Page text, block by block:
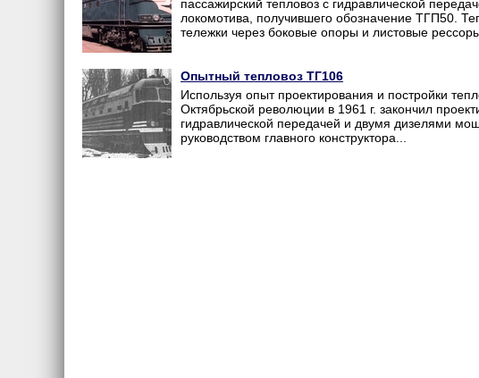
пассажирский тепловоз с гидравлической
локомотива, получившего обозначение ТГП50.
тележки через боковые опоры и листовые
Опытный тепловоз ТГ106
Используя опыт проектирования и постройки
Октябрьской революции в 1961 г. закончил
гидравлической передачей и двумя дизелями
руководством главного конструктора...